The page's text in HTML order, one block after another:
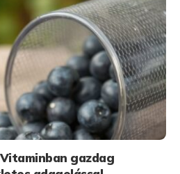
gazdag